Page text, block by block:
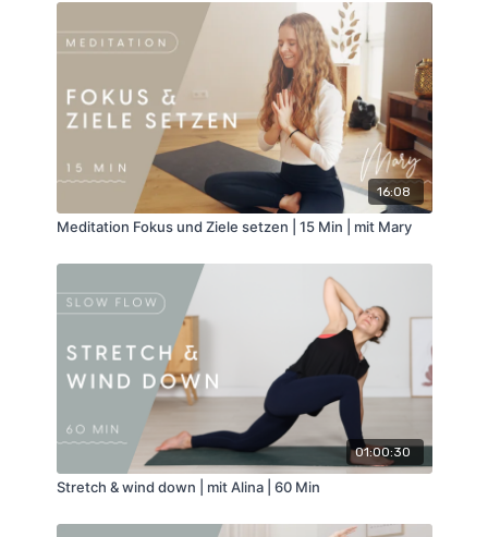
16:08
Meditation Fokus und Ziele setzen | 15 Min | mit Mary
01:00:30
Stretch & wind down | mit Alina | 60 Min